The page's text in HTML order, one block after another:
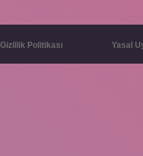
Gizlilik Politikası Yasal